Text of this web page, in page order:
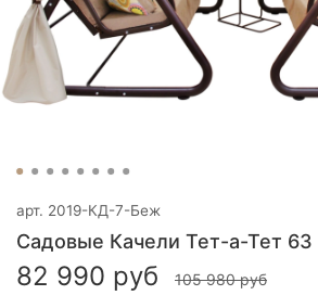
арт. 2019-КД-7-Беж
Садовые Качели Тет-а-Тет
82 990 руб 105 980 руб